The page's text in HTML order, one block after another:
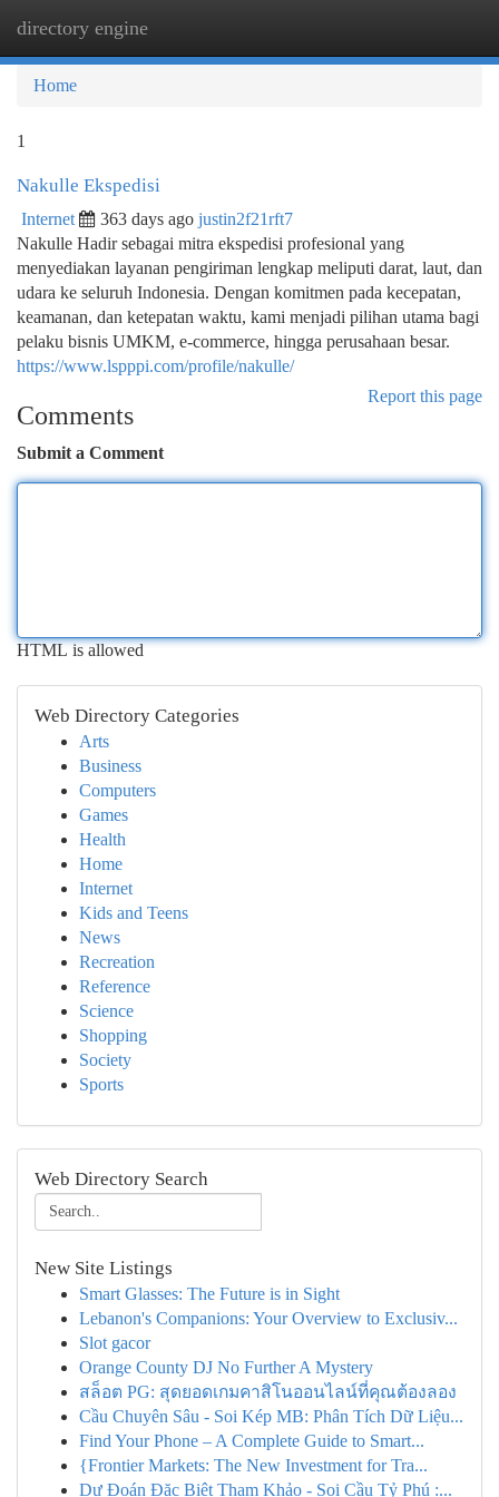
directory engine
Home
1
Nakulle Ekspedisi
Internet 363 days ago justin2f21rft7
Nakulle Hadir sebagai mitra ekspedisi profesional yang
menyediakan layanan pengiriman lengkap meliputi darat, laut, dan
udara ke seluruh Indonesia. Dengan komitmen pada kecepatan,
keamanan, dan ketepatan waktu, kami menjadi pilihan utama bagi
pelaku bisnis UMKM, e-commerce, hingga perusahaan besar.
https://www.lspppi.com/profile/nakulle/
Report this page
Comments
Submit a Comment
HTML is allowed
Web Directory Categories
Arts
Business
Computers
Games
Health
Home
Internet
Kids and Teens
News
Recreation
Reference
Science
Shopping
Society
Sports
Web Directory Search
New Site Listings
Smart Glasses: The Future is in Sight
Lebanon's Companions: Your Overview to Exclusiv...
Slot gacor
Orange County DJ No Further A Mystery
สล็อต PG: สุดยอดเกมคาสิโนออนไลน์ที่คุณต้องลอง
Cầu Chuyên Sâu - Soi Kép MB: Phân Tích Dữ Liệu...
Find Your Phone – A Complete Guide to Smart...
{Frontier Markets: The New Investment for Tra...
Dự Đoán Đặc Biệt Tham Khảo - Soi Cầu Tỷ Phú :...